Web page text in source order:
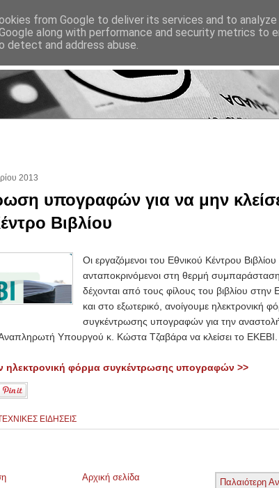
2013
υπογραφών για να μην
Βιβλίου
Οι εργαζόμενοι του Εθνικού Κέντρου Βιβλίου
ανταποκρινόμενοι στη θερμή
δέχονται από τους φίλους του βιβλίου στην
και στο εξωτερικό, ανοίγουμε ηλεκτρονική
συγκέντρωσης υπογραφών για την
Υπουργού κ. Κώστα Τζαβάρα να κλείσει το ΕΚΕΒΙ.
ηλεκτρονική φόρμα συγκέντρωσης υπογραφών >>
ΕΙΔΗΣΕΙΣ
Παλαιότερη
Αρχική σελίδα
from Google to deliver its services and to
along with performance and security metrics to
detect and address abuse.